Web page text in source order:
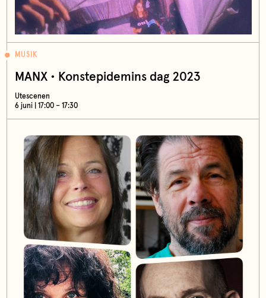
MUSIK
MANX • Konstepidemins dag 2023
Utescenen
6 juni | 17:00 – 17:30